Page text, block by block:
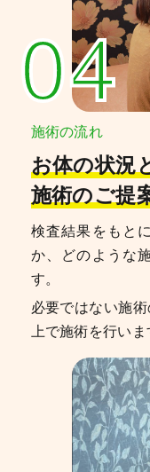
04
施術の流れ
お体の状況
施術のご提
検査結果をもと
か、どのような
す。
必要ではない施
上で施術を行いま